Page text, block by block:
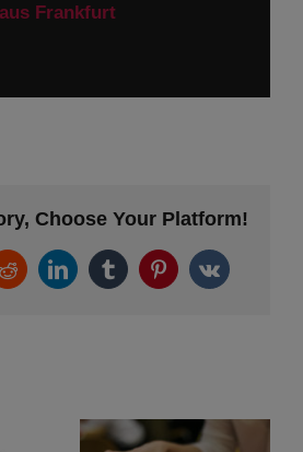
Frankfurt
Choose Your Platform!
RedditLinkedInTumblrPinterest
Vk